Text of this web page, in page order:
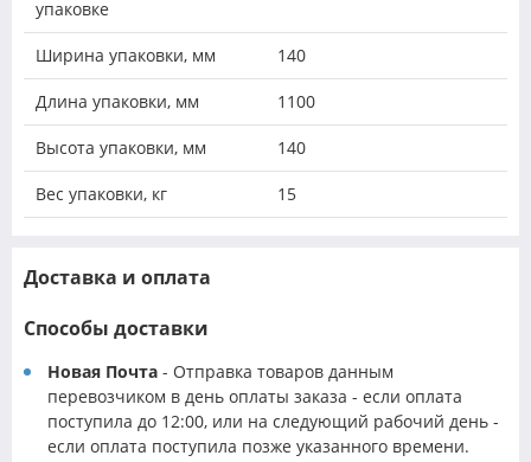
упаковке
Ширина упаковки, мм 140
Длина упаковки, мм 1100
Высота упаковки, мм 140
Вес упаковки, кг 15
Доставка и оплата
Способы доставки
Новая Почта - Отправка товаров данным
перевозчиком в день оплаты заказа - если оплата
поступила до 12:00, или на следующий рабочий день -
если оплата поступила позже указанного времени.